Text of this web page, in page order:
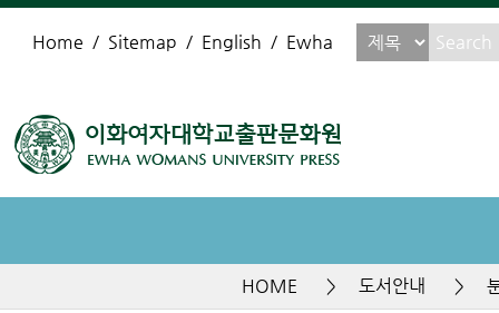
Home Sitemap English Ewha
HOME > 도서안내 >